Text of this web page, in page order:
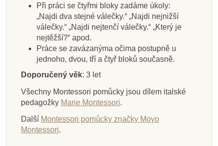
Při práci se čtyřmi bloky zadáme úkoly:
„Najdi dva stejné válečky.“ „Najdi nejnižší
válečky.“ „Najdi nejtenčí válečky.“ „Který je
nejtěžší?“ apod.
Práce se zavázanýma očima postupně u
jednoho, dvou, tří a čtyř bloků současně.
Doporučený věk: 3 let
Všechny Montessori pomůcky jsou dílem italské
pedagožky Marie Montessori.
Další Montessori pomůcky značky Moyo
Montessori.